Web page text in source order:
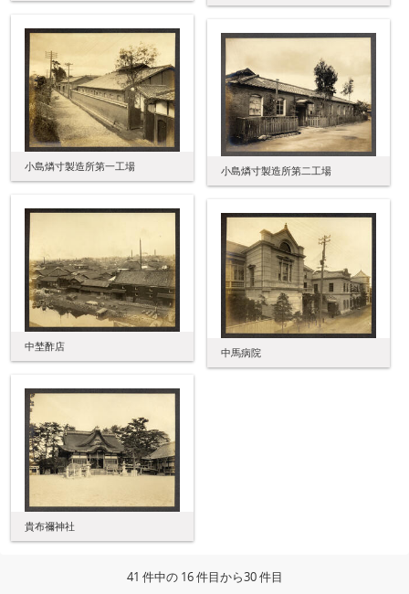
小島燐寸製造所第一工場 小島燐寸製造所第二工場
中埜酢店 中馬病院
貴布禰神社
41 件中の 16 件目から30 件目